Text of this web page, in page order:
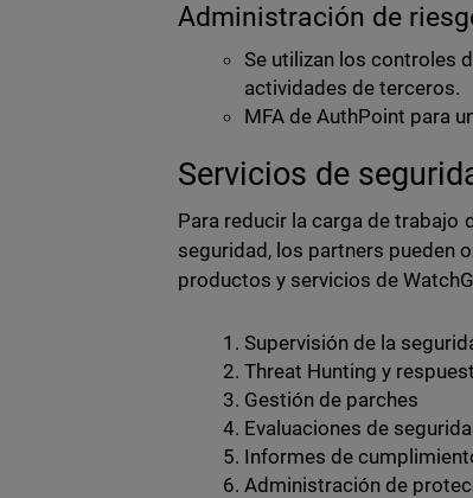
Administración de
Se utilizan los controles
actividades de terceros.
MFA de AuthPoint para
Servicios de
Para reducir la carga de trabajo
seguridad, los partners pueden
productos y servicios de
Supervisión de la
Threat Hunting y
Gestión de parches
Evaluaciones de
Informes de
Administración de